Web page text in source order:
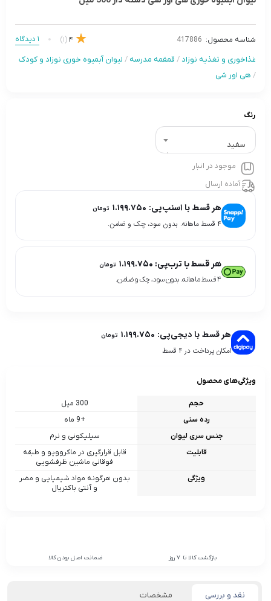
شناسه محصول: 417886
4
(1) 1 دیدگاه
غذاخوری و تغذیه نوزاد / قمقمه مدرسه / لیوان آبمیوه خوری نوزاد و کودک
/ هی اور شی
رنگ
سفید
موجود در انبار
آماده ارسال
هر قسط با اسنپ‌پی: ۱.۱۹۹.۷۵۰ تومان
۴ قسط ماهانه. بدون سود، چک و ضامن.
هر قسط با ترب‌پی: ۱.۱۹۹.۷۵۰ تومان
۴ قسط ماهانه. بدون سود، چک و ضامن.
هر قسط با دیجی‌پی: ۱.۱۹۹.۷۵۰ تومان
امکان پرداخت در 4 قسط
ویژگی‌های محصول
حجم
300 میل
رده سنی
+9 ماه
جنس سری لیوان
سیلیکونی و نرم
قابلیت
قابل قرارگیری در ماکروویو و طبقه
فوقانی ماشین ظرفشویی
ویژگی
بدون هرگونه مواد شیمیایی و مضر
و آنتی باکتریال
بازگشت کالا تا 7 روز ضمانت اصل بودن کالا
نقد و بررسی مشخصات